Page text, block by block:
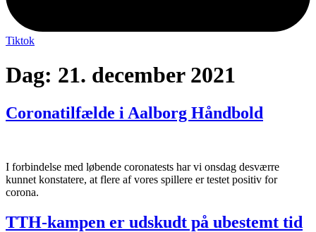
Tiktok
Dag: 21. december 2021
Coronatilfælde i Aalborg Håndbold
I forbindelse med løbende coronatests har vi onsdag desværre
kunnet konstatere, at flere af vores spillere er testet positiv for
corona.
TTH-kampen er udskudt på ubestemt tid